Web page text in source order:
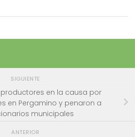
SIGUIENTE
en la causa por
en Pergamino y penaron a
municipales
ANTERIOR